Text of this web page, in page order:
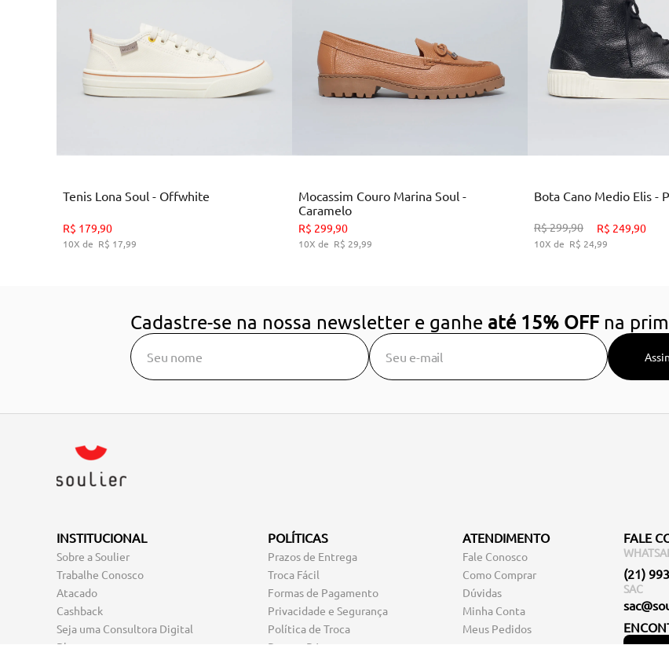
ADICIONAR AO CARRINHO
Tenis Lona Soul - Offwhite
R$ 179,90
10 R$ 17,99
ADICIONAR AO CARRINHO
Mocassim Couro Marina Soul -
Caramelo
R$ 299,90
10 R$ 29,99
34 35 36
ADICIONAR AO
Bota Cano Medio Elis -
R$299,90 R$ 249,90
10 R$ 24,99
Cadastre-se na nossa newsletter e ganhe até 15% OFFna
INSTITUCIONAL
Sobre a Soulier
Trabalhe Conosco
Atacado
Cashback
Seja uma Consultora Digital
POLÍTICAS
Prazos de Entrega
Troca Fácil
Formas de Pagamento
Privacidade e Segurança
Política de Troca
ATENDIMENTO
Fale Conosco
Como Comprar
Dúvidas
Minha Conta
Meus Pedidos
FALE
(21)
SAC